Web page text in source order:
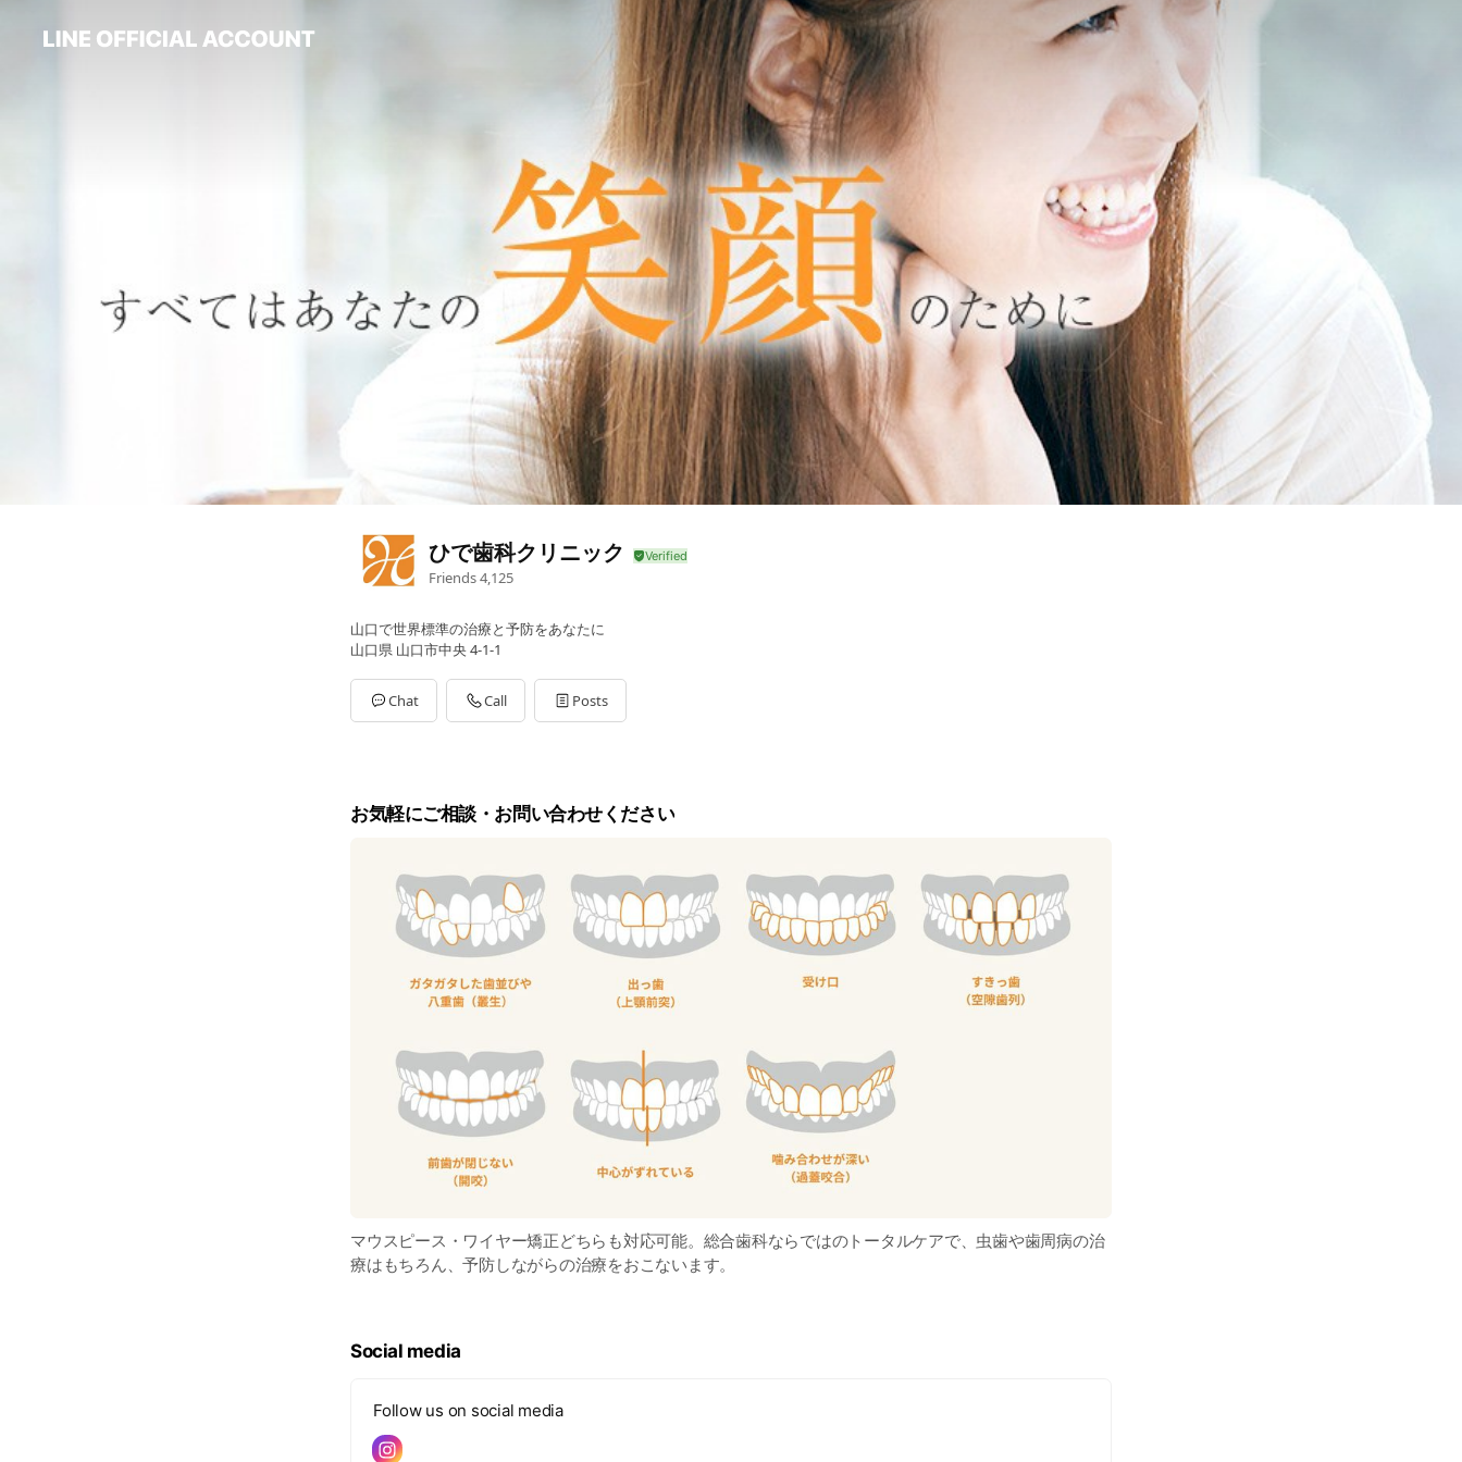
ひで歯科クリニック
Friends4,125
山口で世界標準の治療と予防をあなたに
山口県 山口市中央 4-1-1
Chat Call Posts
お気軽にご相談・お問い合わせください
マウスピース・ワイヤー矯正どちらも対応可能。総合歯科ならではのトータルケアで、虫歯や歯周病の治
療はもちろん、予防しながらの治療をおこないます。
Social media
Follow us on social media